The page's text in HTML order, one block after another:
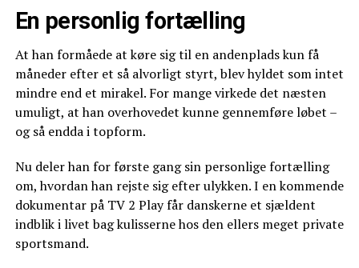
En personlig fortælling
At han formåede at køre sig til en andenplads kun få
måneder efter et så alvorligt styrt, blev hyldet som intet
mindre end et mirakel. For mange virkede det næsten
umuligt, at han overhovedet kunne gennemføre løbet –
og så endda i topform.
Nu deler han for første gang sin personlige fortælling
om, hvordan han rejste sig efter ulykken. I en kommende
dokumentar på TV 2 Play får danskerne et sjældent
indblik i livet bag kulisserne hos den ellers meget private
sportsmand.